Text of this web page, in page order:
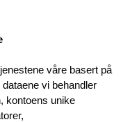
våre basert på
vi behandler
kontoens unike